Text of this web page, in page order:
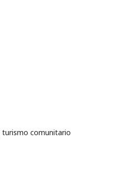
turismo comunitario